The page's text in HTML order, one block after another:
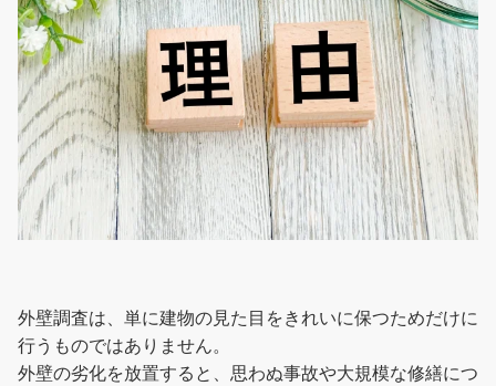
外壁調査は、単に建物の見た目をきれいに保つためだけに
行うものではありません。
外壁の劣化を放置すると、思わぬ事故や大規模な修繕につ